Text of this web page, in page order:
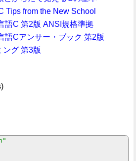
Tips from the New School
語C 第2版 ANSI規格準拠
語Cアンサー・ブック 第2版
ング 第3版